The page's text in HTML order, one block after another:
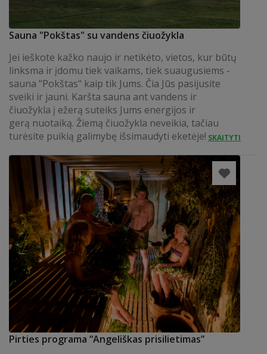
Sauna "Pokštas" su vandens čiuožykla
Jei ieškote kažko naujo ir netikėto, vietos, kur būtų
linksma ir įdomu tiek vaikams, tiek suaugusiems -
sauna "Pokštas" kaip tik Jums. Čia Jūs pasijusite
sveiki ir jauni. Karšta sauna ant vandens ir
čiuožykla į ežerą suteiks Jums energijos ir
gerą nuotaiką. Žiemą čiuožykla neveikia, tačiau
turėsite puikią galimybę išsimaudyti eketėje! SKAITYTI
Pirties programa “Angeliškas prisilietimas”